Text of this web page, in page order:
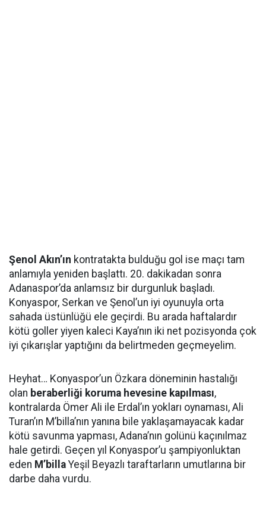
Şenol Akın’ın kontratakta bulduğu gol ise maçı tam
anlamıyla yeniden başlattı. 20. dakikadan sonra
Adanaspor’da anlamsız bir durgunluk başladı.
Konyaspor, Serkan ve Şenol’un iyi oyunuyla orta
sahada üstünlüğü ele geçirdi. Bu arada haftalardır
kötü goller yiyen kaleci Kaya’nın iki net pozisyonda çok
iyi çıkarışlar yaptığını da belirtmeden geçmeyelim.
Heyhat… Konyaspor’un Özkara döneminin hastalığı
olan beraberliği koruma hevesine kapılması,
kontralarda Ömer Ali ile Erdal’ın yokları oynaması, Ali
Turan’ın M’billa’nın yanına bile yaklaşamayacak kadar
kötü savunma yapması, Adana’nın golünü kaçınılmaz
hale getirdi. Geçen yıl Konyaspor’u şampiyonluktan
eden M’billa Yeşil Beyazlı taraftarların umutlarına bir
darbe daha vurdu.